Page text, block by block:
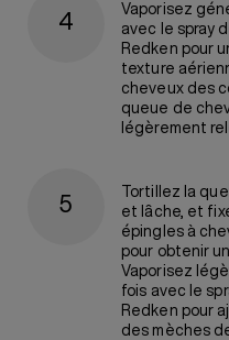
Vaporisez
avec le spray
Redken pour
texture
cheveux des
queue de
légèrement
Tortillez la
et lâche, et
épingles à
pour obtenir
Vaporisez
fois avec le
Redken pour
des mèches